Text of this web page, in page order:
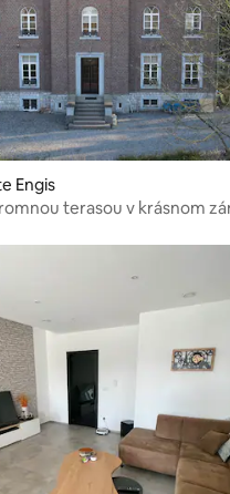
Engis
terasou v krásnom